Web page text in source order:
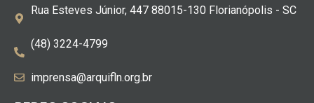
Rua Esteves Júnior, 447 88015-130 Florianópolis - SC
(48) 3224-4799
imprensa@arquifln.org.br